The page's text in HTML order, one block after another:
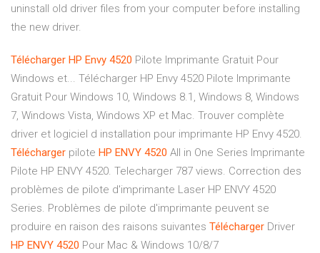
uninstall old driver files from your computer before installing
the new driver.
Télécharger HP Envy 4520 Pilote Imprimante Gratuit Pour
Windows et... Télécharger HP Envy 4520 Pilote Imprimante
Gratuit Pour Windows 10, Windows 8.1, Windows 8, Windows
7, Windows Vista, Windows XP et Mac. Trouver complète
driver et logiciel d installation pour imprimante HP Envy 4520.
Télécharger pilote HP ENVY 4520 All in One Series Imprimante
Pilote HP ENVY 4520. Telecharger 787 views. Correction des
problèmes de pilote d'imprimante Laser HP ENVY 4520
Series. Problèmes de pilote d'imprimante peuvent se
produire en raison des raisons suivantes Télécharger Driver
HP ENVY 4520 Pour Mac & Windows 10/8/7